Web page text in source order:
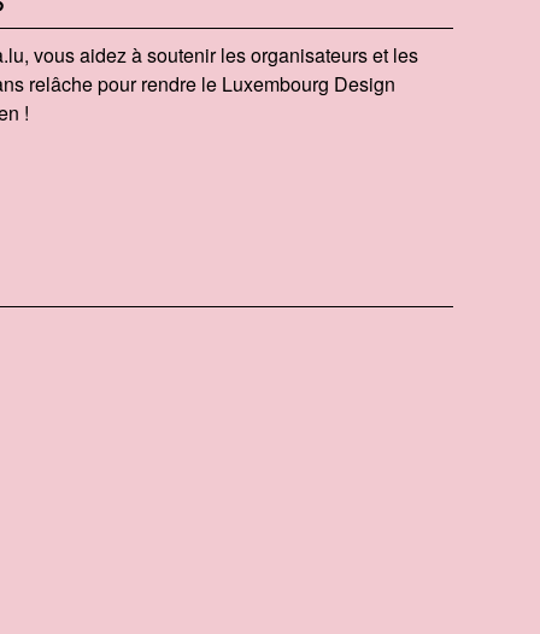
vous aidez à soutenir les organisateurs et les
relâche pour rendre le Luxembourg Design
!